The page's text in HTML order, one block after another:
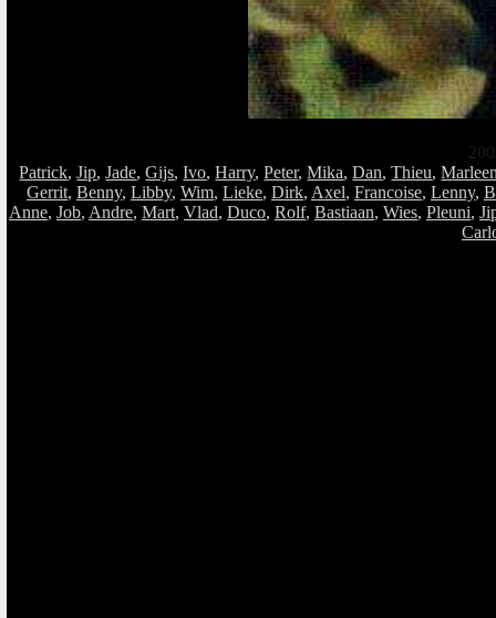
Patrick,Jip,Jade,Gijs,Ivo,Harry,Peter,Mika,Dan,Thieu,
Gerrit, Benny, Libby, Wim, Lieke, Dirk, Axel, Francoise, Lenny,
Anne, Job, Andre, Mart, Vlad, Duco, Rolf, Bastiaan, Wies, Pleuni,